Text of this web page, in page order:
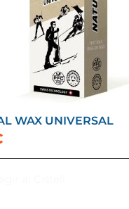
WAX UNIVERSAL